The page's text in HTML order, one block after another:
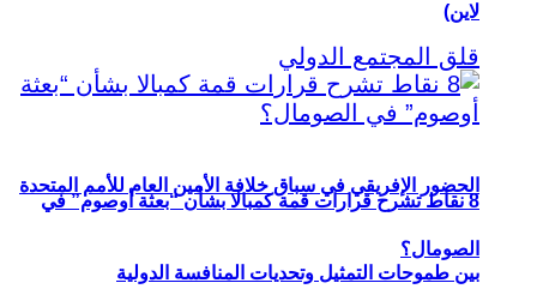
الحضور الإفريقي في سباق خلافة الأمين العام للأمم المتحدة
بين طموحات التمثيل وتحديات المنافسة الدولية
لاين)
8 نقاط تشرح قرارات قمة كمبالا بشأن “بعثة أوصوم” في
الصومال؟